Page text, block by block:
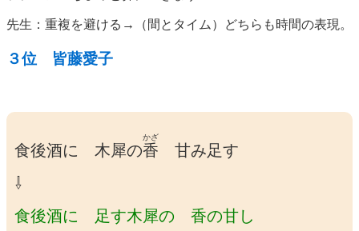
先生：重複を避ける→（間とタイム）どちらも時間の表現。
３位 皆藤愛子
食後酒に 木犀の香
かざ
甘み足す
⇩
食後酒に 足す木犀の 香の甘し